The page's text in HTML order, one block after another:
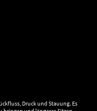
Druck und Stauung. Es